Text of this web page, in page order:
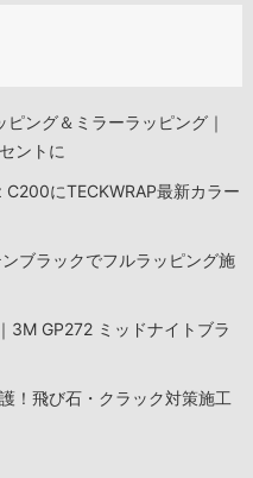
ング＆ミラーラッピング｜
ントに
にTECKWRAP最新カラー
ブラックでフルラッピング施
3M GP272 ミッドナイトブラ
！飛び石・クラック対策施工